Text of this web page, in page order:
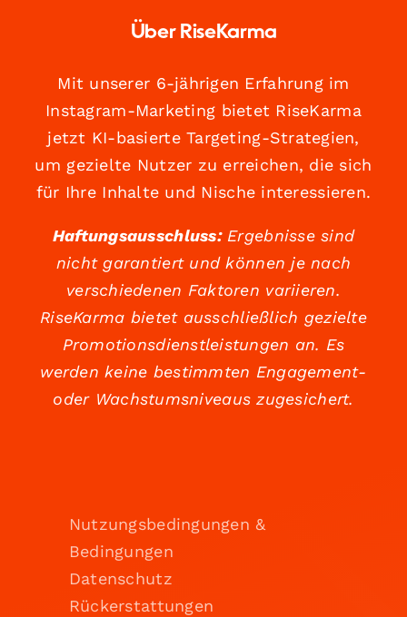
Über RiseKarma
Mit unserer 6-jährigen Erfahrung im
Instagram-Marketing bietet RiseKarma
jetzt KI-basierte Targeting-Strategien,
um gezielte Nutzer zu erreichen, die sich
für Ihre Inhalte und Nische interessieren.
Haftungsausschluss:Ergebnisse sind
nicht garantiert und können je nach
verschiedenen Faktoren variieren.
RiseKarma bietet ausschließlich gezielte
Promotionsdienstleistungen an. Es
werden keine bestimmten Engagement-
oder Wachstumsniveaus zugesichert.
Nutzungsbedingungen &
Bedingungen
Datenschutz
Rückerstattungen